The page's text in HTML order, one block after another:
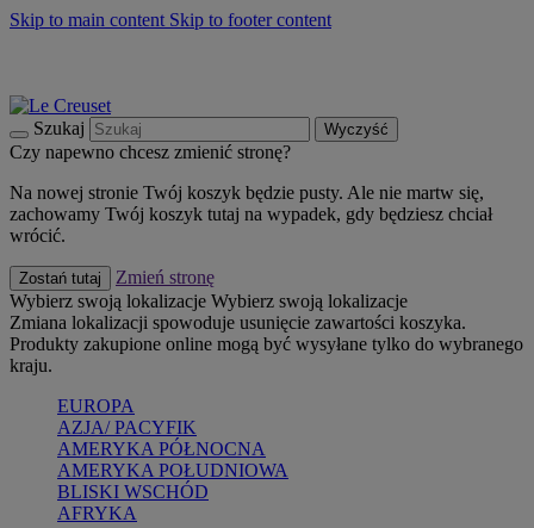
Skip to main content Skip to footer content
Szukaj Wyczyść
Czy napewno chcesz zmienić stronę?
Na nowej stronie Twój koszyk będzie pusty. Ale nie martw się,
zachowamy Twój koszyk tutaj na wypadek, gdy będziesz chciał
wrócić.
Zostań tutaj
Zmień stronę
Wybierz swoją lokalizacje Wybierz swoją lokalizacje
Zmiana lokalizacji spowoduje usunięcie zawartości koszyka.
Produkty zakupione online mogą być wysyłane tylko do wybranego
kraju.
EUROPA
AZJA/ PACYFIK
AMERYKA PÓŁNOCNA
AMERYKA POŁUDNIOWA
BLISKI WSCHÓD
AFRYKA